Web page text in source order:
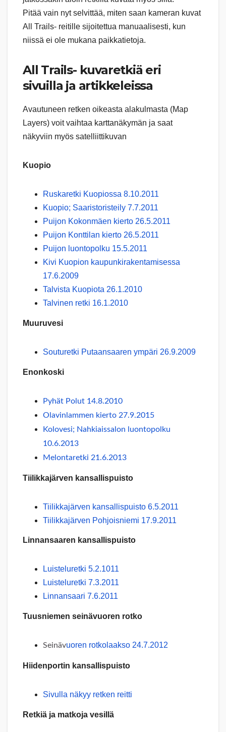
Pitää vain nyt selvittää, miten saan kameran kuvat
All Trails- reitille sijoitettua manuaalisesti, kun
niissä ei ole mukana paikkatietoja.
All Trails- kuvaretkiä eri
sivuilla ja artikkeleissa
Avautuneen retken oikeasta alakulmasta (Map
Layers) voit vaihtaa karttanäkymän ja saat
näkyviin myös satelliittikuvan
Kuopio
Ruskaretki Kuopiossa 8.10.2011
Kuopio; Saaristoristeily 7.7.2011
Puijon Kokonmäen kierto 26.5.2011
Puijon Konttilan kierto 26.5.2011
Puijon luontopolku 15.5.2011
Kivi Kuopion kaupunkirakentamisessa
17.6.2009
Talvista Kuopiota 26.1.2010
Talvinen retki 16.1.2010
Muuruvesi
Souturetki Putaansaaren ympäri 26.9.2009
Enonkoski
Pyhät Polut 14.8.2010
Olavinlammen kierto 27.9.2015
Kolovesi; Nahkiaissalon luontopolku
10.6.2013
Melontaretki 21.6.2013
Tiilikkajärven kansallispuisto
Tiilikkajärven kansallispuisto 6.5.2011
Tiilikkajärven Pohjoisniemi 17.9.2011
Linnansaaren kansallispuisto
Luisteluretki 5.2.1011
Luisteluretki 7.3.2011
Linnansaari 7.6.2011
Tuusniemen seinävuoren rotko
Seinävuoren rotkolaakso 24.7.2012
Hiidenportin kansallispuisto
Sivulla näkyy retken reitti
Retkiä ja matkoja vesillä